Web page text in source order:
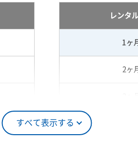
すべて表示する
レンタ
1ヶ
2ヶ